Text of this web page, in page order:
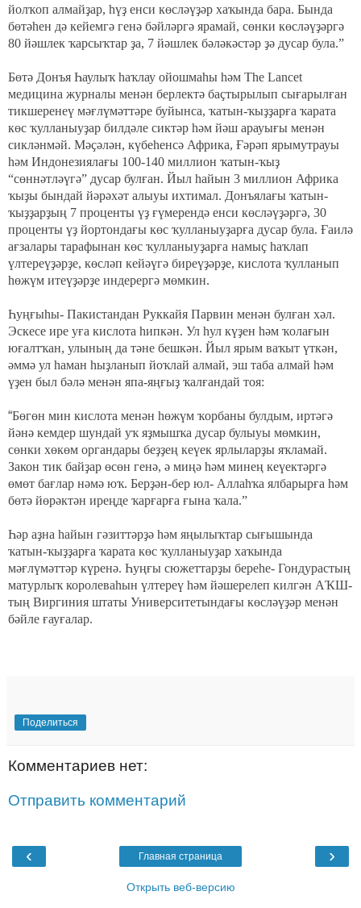
йолҡоп алмайҙар, һүҙ енси көсләүҙәр хаҡында бара. Бында
бөтәһен дә кейемгә генә бәйләргә ярамай, сөнки көсләүҙәргә
80 йәшлек ҡарсыҡтар ҙа, 7 йәшлек бәләкәстәр ҙә дусар була.”
Бөтә Донъя Һаулыҡ һаҡлау ойошмаһы һәм The Lancet
медицина журналы менән берлектә баҫтырылып сығарылған
тикшеренеү мәғлүмәттәре буйынса, ҡатын-ҡыҙҙарға ҡарата
көс ҡулланыуҙар билдәле сиктәр һәм йәш арауығы менән
сикләнмәй. Мәҫәлән, күбеһенсә Африка, Ғәрәп ярымутрауы
һәм Индонезиялағы 100-140 миллион ҡатын-ҡыҙ
“сөннәтләүгә” дусар булған. Йыл һайын 3 миллион Африка
ҡыҙы бындай йәрәхәт алыуы ихтимал. Донъялағы ҡатын-
ҡыҙҙарҙың 7 проценты үҙ ғүмерендә енси көсләүҙәргә, 30
проценты үҙ йортондағы көс ҡулланыуҙарға дусар була. Ғаилә
ағзалары тарафынан көс ҡулланыуҙарға намыҫ һаҡлап
үлтереүҙәрҙе, көсләп кейәүгә биреүҙәрҙе, кислота ҡулланып
һөжүм итеүҙәрҙе индерергә мөмкин.
Һуңғыһы- Пакистандан Руккайя Парвин менән булған хәл.
Эскесе ире уға кислота һипкән. Ул һул күҙен һәм ҡолағын
юғалтҡан, улының да тәне бешкән. Йыл ярым ваҡыт үткән,
әммә ул һаман һыҙланып йоҡлай алмай, эш таба алмай һәм
үҙен был бәлә менән япа-яңғыҙ ҡалғандай тоя:
“Бөгөн мин кислота менән һөжүм ҡорбаны булдым, иртәгә
йәнә кемдер шундай уҡ яҙмышҡа дусар булыуы мөмкин,
сөнки хөкөм органдары беҙҙең кеүек ярлыларҙы яҡламай.
Закон тик байҙар өсөн генә, ә миңә һәм минең кеүектәргә
өмөт бағлар нәмә юҡ. Берҙән-бер юл- Аллаһҡа ялбарырға һәм
бөтә йөрәктән иреңде ҡарғарға ғына ҡала.”
Һәр аҙна һайын гәзиттәрҙә һәм яңылыҡтар сығышында
ҡатын-ҡыҙҙарға ҡарата көс ҡулланыуҙар хаҡында
мәғлүмәттәр күренә. Һуңғы сюжеттарҙы береһе- Гондурастың
матурлыҡ королеваһын үлтереү һәм йәшерелеп килгән АҠШ-
тың Виргиния штаты Университетындағы көсләүҙәр менән
бәйле ғауғалар.
Поделиться
Комментариев нет:
Отправить комментарий
‹ ›
Главная страница
Открыть веб-версию